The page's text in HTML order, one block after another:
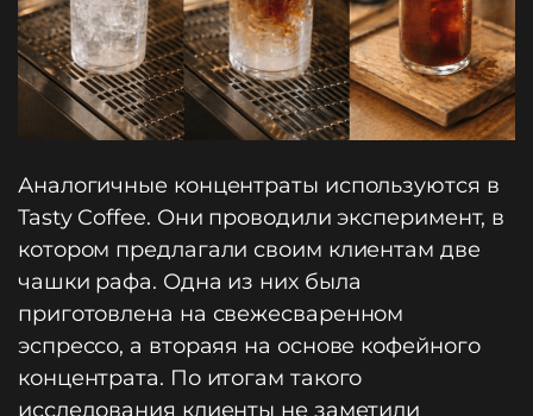
Аналогичные концентраты используются в
Tasty Coffee. Они проводили эксперимент, в
котором предлагали своим клиентам две
чашки рафа. Одна из них была
приготовлена на свежесваренном
эспрессо, а втораяя на основе кофейного
концентрата. По итогам такого
исследования клиенты не заметили